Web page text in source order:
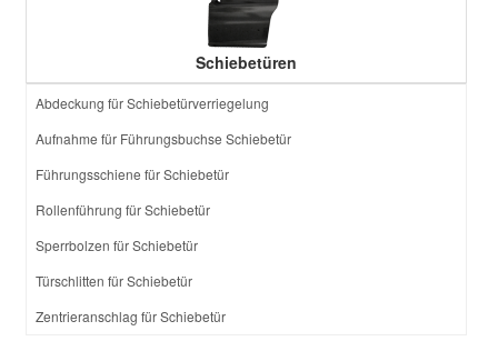
Schiebetüren
Abdeckung für Schiebetürverriegelung
Aufnahme für Führungsbuchse Schiebetür
Führungsschiene für Schiebetür
Rollenführung für Schiebetür
Sperrbolzen für Schiebetür
Türschlitten für Schiebetür
Zentrieranschlag für Schiebetür